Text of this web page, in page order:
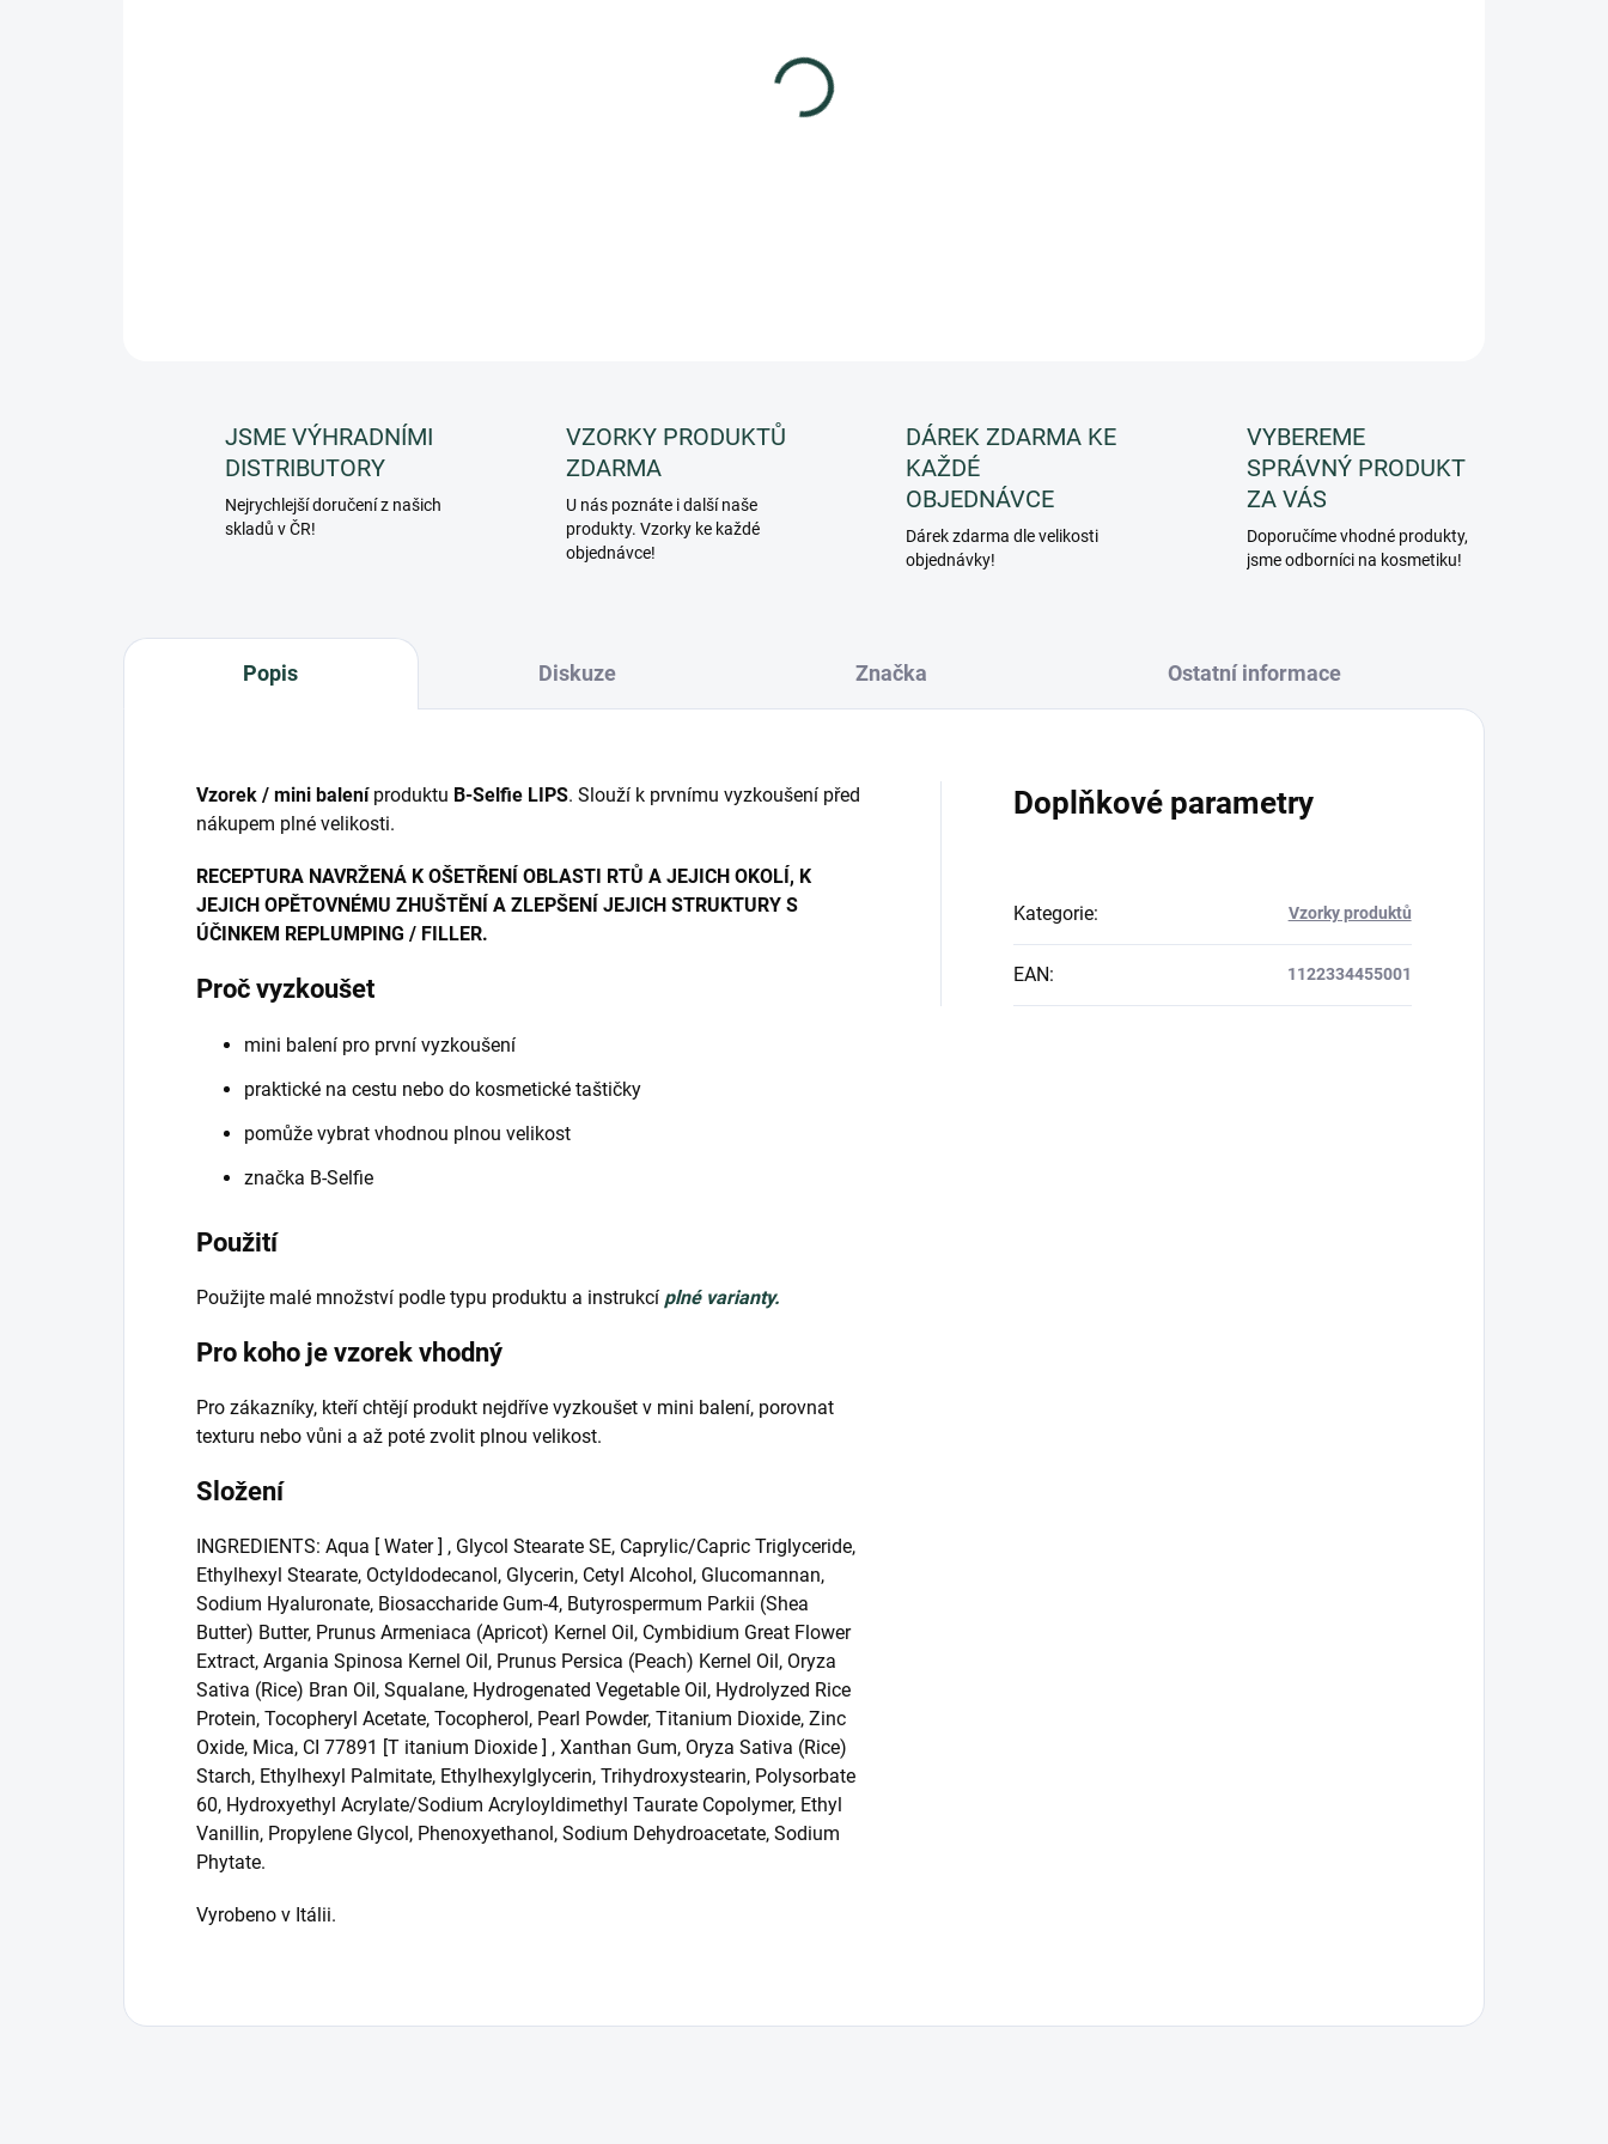
JSME VÝHRADNÍMI
DISTRIBUTORY
Nejrychlejší doručení z našich
skladů v ČR!
VZORKY PRODUKTŮ
ZDARMA
U nás poznáte i další naše
produkty. Vzorky ke každé
objednávce!
DÁREK ZDARMA KE
KAŽDÉ
OBJEDNÁVCE
Dárek zdarma dle velikosti
objednávky!
VYBEREME
SPRÁVNÝ PRODUKT
ZA VÁS
Doporučíme vhodné produkty,
jsme odborníci na kosmetiku!
Popis Diskuze Značka Ostatní informace
Vzorek / mini baleníproduktu B-Selfie LIPS. Slouží k prvnímu vyzkoušení před
nákupem plné velikosti.
RECEPTURA NAVRŽENÁ K OŠETŘENÍ OBLASTI RTŮ A JEJICH OKOLÍ, K
JEJICH OPĚTOVNÉMU ZHUŠTĚNÍ A ZLEPŠENÍ JEJICH STRUKTURY S
ÚČINKEM REPLUMPING / FILLER.
Proč vyzkoušet
mini balení pro první vyzkoušení
praktické na cestu nebo do kosmetické taštičky
pomůže vybrat vhodnou plnou velikost
značka B-Selfie
Použití
Použijte malé množství podle typu produktu a instrukcí plné varianty.
Pro koho je vzorek vhodný
Pro zákazníky, kteří chtějí produkt nejdříve vyzkoušet v mini balení, porovnat
texturu nebo vůni a až poté zvolit plnou velikost.
Složení
INGREDIENTS: Aqua [ Water ] , Glycol Stearate SE, Caprylic/Capric Triglyceride,
Ethylhexyl Stearate, Octyldodecanol, Glycerin, Cetyl Alcohol, Glucomannan,
Sodium Hyaluronate, Biosaccharide Gum-4, Butyrospermum Parkii (Shea
Butter) Butter, Prunus Armeniaca (Apricot) Kernel Oil, Cymbidium Great Flower
Extract, Argania Spinosa Kernel Oil, Prunus Persica (Peach) Kernel Oil, Oryza
Sativa (Rice) Bran Oil, Squalane, Hydrogenated Vegetable Oil, Hydrolyzed Rice
Protein, Tocopheryl Acetate, Tocopherol, Pearl Powder, Titanium Dioxide, Zinc
Oxide, Mica, CI 77891 [T itanium Dioxide ] , Xanthan Gum, Oryza Sativa (Rice)
Starch, Ethylhexyl Palmitate, Ethylhexylglycerin, Trihydroxystearin, Polysorbate
60, Hydroxyethyl Acrylate/Sodium Acryloyldimethyl Taurate Copolymer, Ethyl
Vanillin, Propylene Glycol, Phenoxyethanol, Sodium Dehydroacetate, Sodium
Phytate.
Vyrobeno v Itálii.
Doplňkové parametry
Kategorie: Vzorky produktů
EAN: 1122334455001